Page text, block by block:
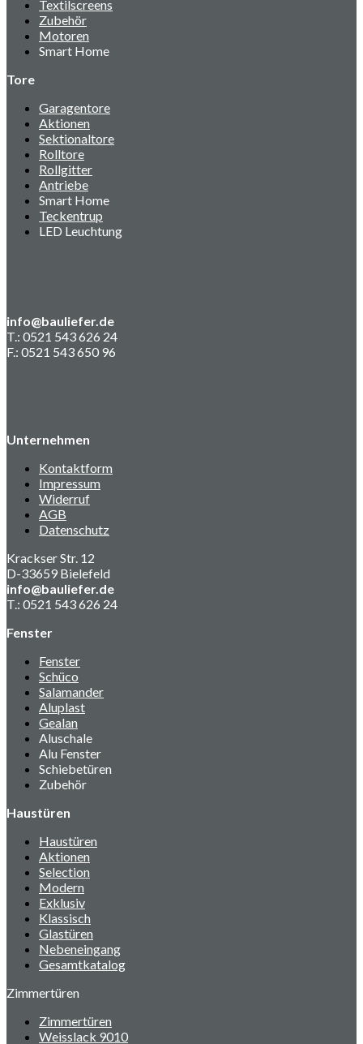
Textilscreens
Zubehör
Motoren
Smart Home
Tore
Garagentore
Aktionen
Sektionaltore
Rolltore
Rollgitter
Antriebe
Smart Home
Teckentrup
LED Leuchtung
info@bauliefer.de
T.: 0521 543 626 24
F.: 0521 543 650 96
Unternehmen
Kontaktform
Impressum
Widerruf
AGB
Datenschutz
Krackser Str. 12
D-33659 Bielefeld
info@bauliefer.de
T.: 0521 543 626 24
Fenster
Fenster
Schüco
Salamander
Aluplast
Gealan
Aluschale
Alu Fenster
Schiebetüren
Zubehör
Haustüren
Haustüren
Aktionen
Selection
Modern
Exklusiv
Klassisch
Glastüren
Nebeneingang
Gesamtkatalog
Zimmertüren
Zimmertüren
Weisslack 9010